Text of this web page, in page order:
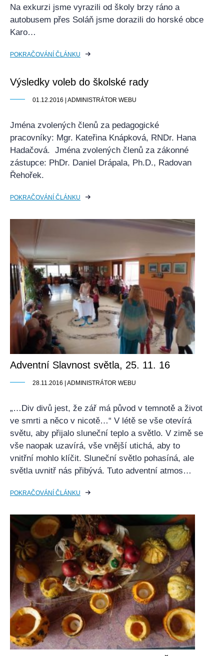
Na exkurzi jsme vyrazili od školy brzy ráno a
autobusem přes Soláň jsme dorazili do horské obce
Karo…
POKRAČOVÁNÍ ČLÁNKU
Výsledky voleb do školské rady
01.12.2016 | ADMINISTRÁTOR WEBU
Jména zvolených členů za pedagogické
pracovníky: Mgr. Kateřina Knápková, RNDr. Hana
Hadačová. Jména zvolených členů za zákonné
zástupce: PhDr. Daniel Drápala, Ph.D., Radovan
Řehořek.
POKRAČOVÁNÍ ČLÁNKU
Adventní Slavnost světla, 25. 11. 16
28.11.2016 | ADMINISTRÁTOR WEBU
„…Div divů jest, že zář má původ v temnotě a život
ve smrti a něco v nicotě…“ V létě se vše otevírá
světu, aby přijalo sluneční teplo a světlo. V zimě se
vše naopak uzavírá, vše vnější utichá, aby to
vnitřní mohlo klíčit. Sluneční světlo pohasíná, ale
světla uvnitř nás přibývá. Tuto adventní atmos…
POKRAČOVÁNÍ ČLÁNKU